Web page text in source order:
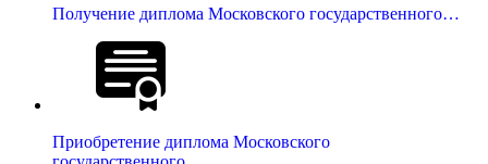
Получение диплома Московского государственного…
Приобретение диплома Московского